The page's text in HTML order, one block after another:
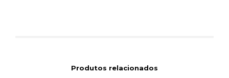
Produtos relacionados